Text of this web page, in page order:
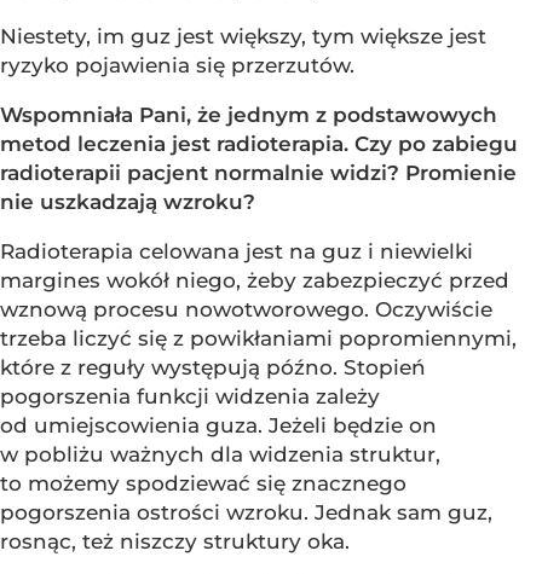
Niestety, im guz jest większy, tym większe jest
ryzyko pojawienia się przerzutów.
Wspomniała Pani, że jednym z podstawowych
metod leczenia jest radioterapia. Czy po zabiegu
radioterapii pacjent normalnie widzi? Promienie
nie uszkadzają wzroku?
Radioterapia celowana jest na guz i niewielki
margines wokół niego, żeby zabezpieczyć przed
wznową procesu nowotworowego. Oczywiście
trzeba liczyć się z powikłaniami popromiennymi,
które z reguły występują późno. Stopień
pogorszenia funkcji widzenia zależy
od umiejscowienia guza. Jeżeli będzie on
w pobliżu ważnych dla widzenia struktur,
to możemy spodziewać się znacznego
pogorszenia ostrości wzroku. Jednak sam guz,
rosnąc, też niszczy struktury oka.